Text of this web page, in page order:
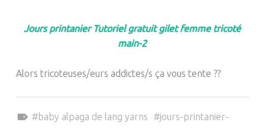
Jours printanier Tutoriel gratuit gilet femme tricoté
main-2
Alors tricoteuses/eurs addictes/s ça vous tente ??
baby alpaga de lang yarns
jours-printanier-